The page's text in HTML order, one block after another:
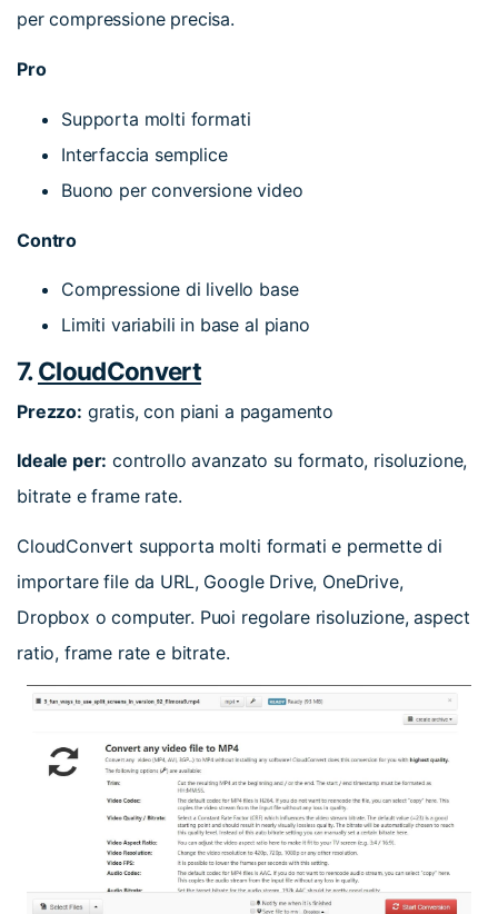
per compressione precisa.
Pro
Supporta molti formati
Interfaccia semplice
Buono per conversione video
Contro
Compressione di livello base
Limiti variabili in base al piano
7.CloudConvert
Prezzo: gratis, con piani a pagamento
Ideale per: controllo avanzato su formato, risoluzione,
bitrate e frame rate.
CloudConvert supporta molti formati e permette di
importare file da URL, Google Drive, OneDrive,
Dropbox o computer. Puoi regolare risoluzione, aspect
ratio, frame rate e bitrate.